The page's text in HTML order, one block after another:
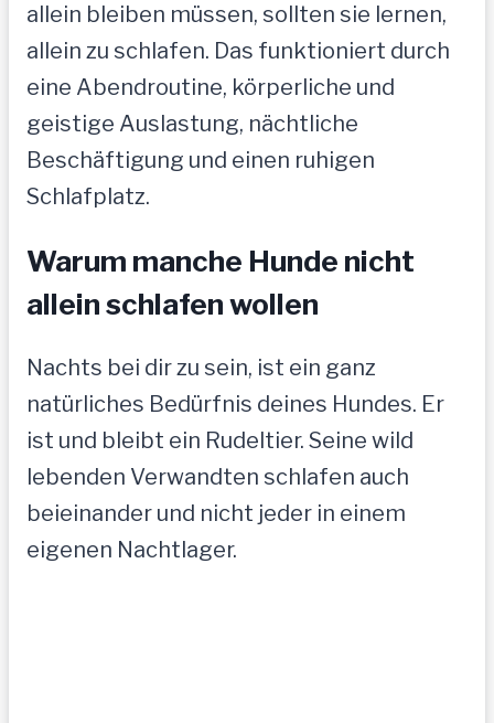
allein bleiben müssen, sollten sie lernen,
allein zu schlafen. Das funktioniert durch
eine Abendroutine, körperliche und
geistige Auslastung, nächtliche
Beschäftigung und einen ruhigen
Schlafplatz.
Warum manche Hunde nicht
allein schlafen wollen
Nachts bei dir zu sein, ist ein ganz
natürliches Bedürfnis deines Hundes. Er
ist und bleibt ein Rudeltier. Seine wild
lebenden Verwandten schlafen auch
beieinander und nicht jeder in einem
eigenen Nachtlager.